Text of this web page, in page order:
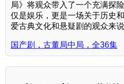
局》将观众带入了一个充满探
仅是娱乐，更是一场关于历史
爱古典文化和悬疑剧的观众来
国产剧，古董局中局，全36集